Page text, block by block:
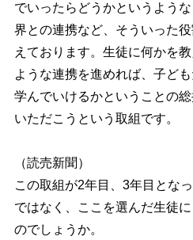
でいったらどうかというよう
界との連携など、そういった
えております。生徒に何かを
ような連携を進めれば、子ど
学んでいけるかということの
いただこうという取組です。
（読売新聞）
この取組が2年目、3年目とな
ではなく、ここを選んだ生徒
のでしょうか。